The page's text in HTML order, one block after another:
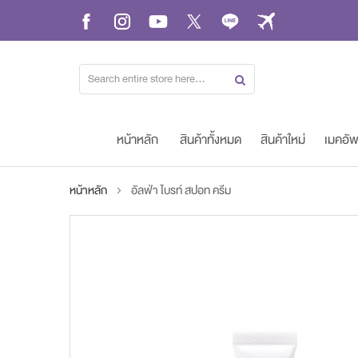
Skip
Content
หน้าหลัก สินค้าทั้งหมด สินค้าใหม่ เมคอัพ
หน้าหลัก อัลฟ่า ไบรท์ สปอท ครีม